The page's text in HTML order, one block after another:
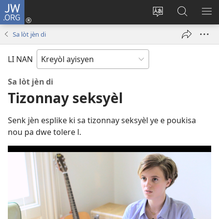
JW.ORG
Chanje
Konekte
(opens
Fè
rechèch
sou
Sa lòt jèn di
LI NAN
Sa lòt jèn di
Tizonnay seksyèl
Senk jèn esplike ki sa tizonnay seksyèl ye e poukisa
nou pa dwe tolere l.